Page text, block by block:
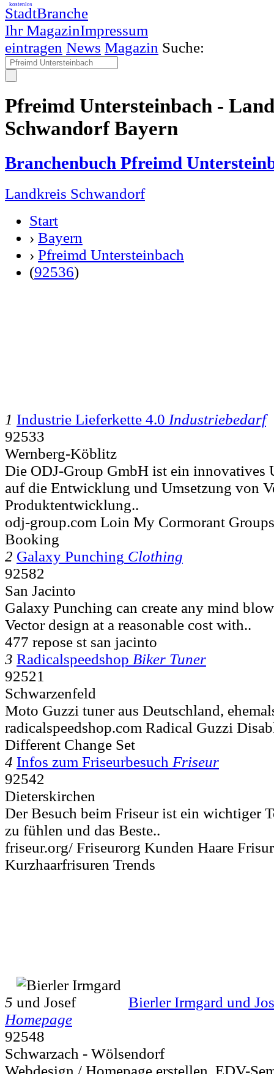
StadtBranche
Ihr MagazinImpressum
kostenlos
eintragen News Magazin Suche:
Pfreimd Untersteinbach -
Schwandorf Bayern
Branchenbuch Pfreimd
Landkreis Schwandorf
Start
› Bayern
› Pfreimd Untersteinbach
(92536)
1 Industrie Lieferkette 4.0 Industriebedarf
92533
Wernberg-Köblitz
Die ODJ-Group GmbH ist ein innovatives
auf die Entwicklung und Umsetzung von
Produktentwicklung..
odj-group.com Loin My Cormorant
Booking
2 Galaxy Punching Clothing
92582
San Jacinto
Galaxy Punching can create any mind
Vector design at a reasonable cost with..
477 repose st san jacinto
3 Radicalspeedshop Biker Tuner
92521
Schwarzenfeld
Moto Guzzi tuner aus Deutschland,
radicalspeedshop.com Radical Guzzi
Different Change Set
4 Infos zum Friseurbesuch Friseur
92542
Dieterskirchen
Der Besuch beim Friseur ist ein wichtiger
zu fühlen und das Beste..
friseur.org/ Friseurorg Kunden Haare
Kurzhaarfrisuren Trends
5
Bierler Irmgard und
Homepage
92548
Schwarzach - Wölsendorf
Webdesign / Homepage erstellen, EDV-